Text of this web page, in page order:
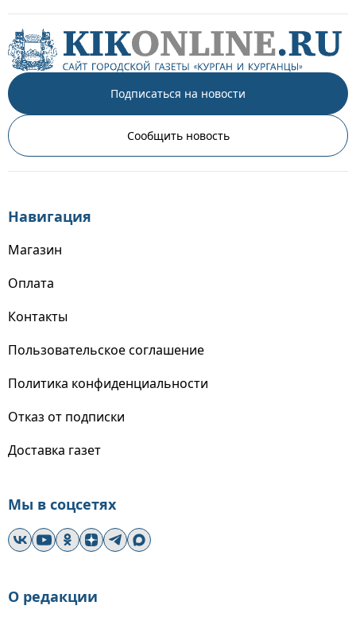
Подписаться на новости
Сообщить новость
Навигация
Магазин
Оплата
Контакты
Пользовательское соглашение
Политика конфиденциальности
Отказ от подписки
Доставка газет
Мы в соцсетях
О редакции